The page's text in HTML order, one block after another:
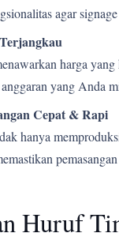
agar
harga
yang Anda
Cepat & Rapi
hanya
Huruf